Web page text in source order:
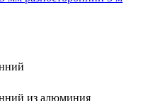
из алюминия